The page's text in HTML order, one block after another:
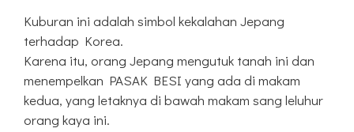
Kuburan ini adalah simbol kekalahan Jepang
terhadap Korea.
Karena itu, orang Jepang mengutuk tanah ini dan
menempelkan PASAK BESI yang ada di makam
kedua, yang letaknya di bawah makam sang leluhur
orang kaya ini.